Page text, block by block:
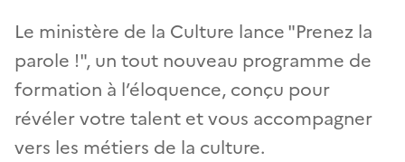
Le ministère de la Culture lance "Prenez la
parole !", un tout nouveau programme de
formation à l’éloquence, conçu pour
révéler votre talent et vous accompagner
vers les métiers de la culture.